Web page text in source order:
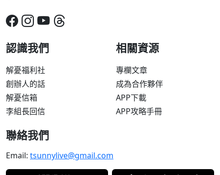
認識我們
解憂福利社
創辦人的話
解憂信箱
李組長回信
相關資源
專欄文章
成為合作夥伴
APP下載
APP攻略手冊
聯絡我們
Email: tsunnylive@gmail.com